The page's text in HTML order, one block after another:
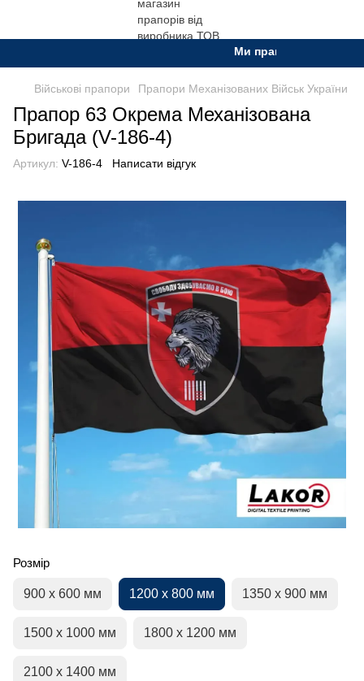
Ми працюємо. Все буде
Військові прапори Прапори Механізованих Військ України
Прапор 63 Окрема Механізована
Бригада (V-186-4)
Артикул: V-186-4 Написати відгук
Розмір
900 х 600 мм 1200 х 800 мм 1350 х 900 мм
1500 х 1000 мм 1800 х 1200 мм
2100 х 1400 мм